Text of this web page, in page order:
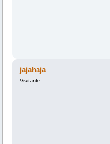
jajahaja
Visitante